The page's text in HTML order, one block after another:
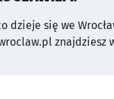
dzieje się we
znajdziesz